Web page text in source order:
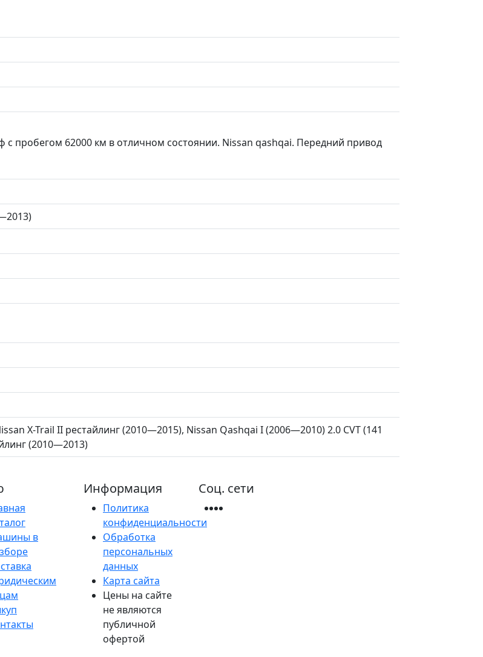
с пробегом 62000 км в отличном состоянии. Nissan qashqai. Передний привод
X-Trail II рестайлинг (2010—2015), Nissan Qashqai I (2006—2010) 2.0 CVT (141
(2010—2013)
в
Информация
Политика
конфиденциальности
Обработка
персональных
данных
Карта сайта
Цены на сайте
не являются
публичной
офертой
Соц. сети